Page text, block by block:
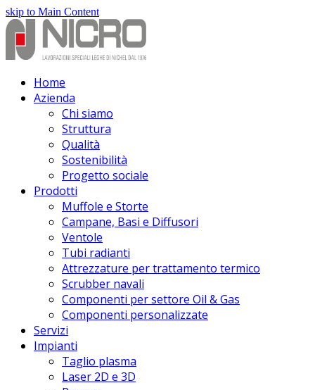
skip to Main Content
Home
Azienda
Chi siamo
Struttura
Qualità
Sostenibilità
Progetto sociale
Prodotti
Muffole e Storte
Campane, Basi e Diffusori
Ventole
Tubi radianti
Attrezzature per trattamento termico
Scrubber navali
Componenti per settore Oil & Gas
Componenti personalizzate
Servizi
Impianti
Taglio plasma
Laser 2D e 3D